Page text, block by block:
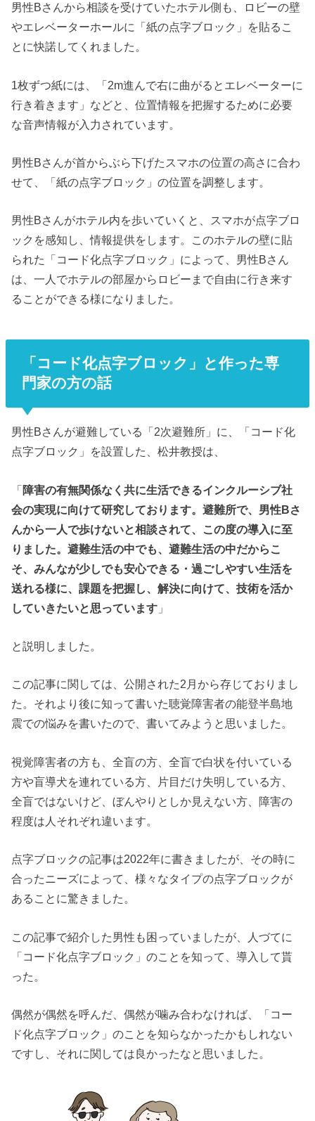
男性Bさんから相談を受けていたホテル側も、ロビーの壁
やエレベーターホールに「紙の点字ブロック」を貼るこ
とに快諾してくれました。
1枚ずつ紙には、「2m進んで右に曲がるとエレベーターに
行き着きます」などと、位置情報を把握するために必要
な音声情報が入力されています。
男性Bさんが首からぶら下げたスマホの位置の高さに合わ
せて、「紙の点字ブロック」の位置を調整します。
男性Bさんがホテル内を歩いていくと、スマホが点字ブロ
ックを感知し、情報提供をします。このホテルの壁に貼
られた「コード化点字ブロック」によって、男性Bさん
は、一人でホテルの部屋からロビーまで自由に行き来す
ることができる様になりました。
「コード化点字ブロック」と作った専
門家の方の話
男性Bさんが避難している「2次避難所」に、「コード化
点字ブロック」を設置した、松井教授は、
「障害の有無関係なく共に生活できるインクルーシブ社
会の実現に向けて研究しております。避難所で、男性Bさ
んから一人で歩けないと相談されて、この度の導入に至
りました。避難生活の中でも、避難生活の中だからこ
そ、みんなが少しでも安心できる・過ごしやすい生活を
送れる様に、課題を把握し、解決に向けて、技術を活か
していきたいと思っています 」
と説明しました。
この記事に関しては、公開された2月から存じておりまし
た。それより後に知って書いた聴覚障害者の能登半島地
震での悩みを書いたので、書いてみようと思いました。
視覚障害者の方も、全盲の方、全盲で白状を付いている
方や盲導犬を連れている方、片目だけ失明している方、
全盲ではないけど、ぼんやりとしか見えない方、障害の
程度は人それぞれ違います。
点字ブロックの記事は2022年に書きましたが、その時に
合ったニーズによって、様々なタイプの点字ブロックが
あることに驚きました。
この記事で紹介した男性も困っていましたが、人づてに
「コード化点字ブロック」のことを知って、導入して貰
った。
偶然が偶然を呼んだ、偶然が噛み合わなければ、「コー
ド化点字ブロック」のことを知らなかったかもしれない
ですし、それに関しては良かったなと思いました。